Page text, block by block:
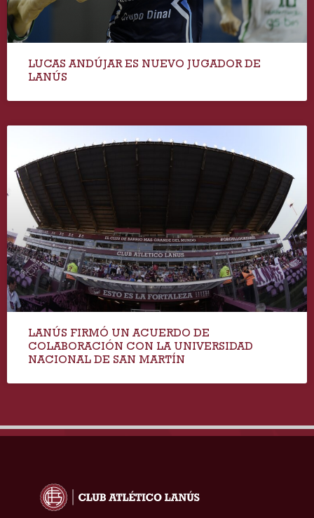
LUCAS ANDÚJAR ES NUEVO JUGADOR DE
LANÚS
LANÚS FIRMÓ UN ACUERDO DE
COLABORACIÓN CON LA UNIVERSIDAD
NACIONAL DE SAN MARTÍN